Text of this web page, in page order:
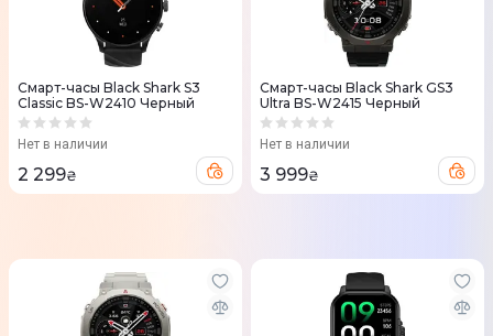
Смарт-часы Black Shark S3
Classic BS-W2410 Черный
Нет в наличии
2 299₴
Смарт-часы Black Shark GS3
Ultra BS-W2415 Черный
Нет в наличии
3 999₴